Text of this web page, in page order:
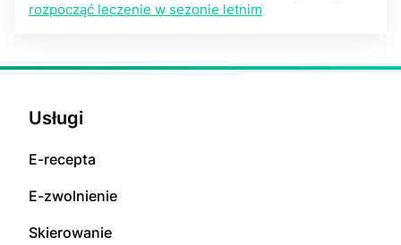
rozpocząć leczenie w sezonie letnim
Usługi
E-rесерta
E-zwolnienie
Skierowanie